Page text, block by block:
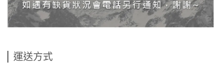
運送方式